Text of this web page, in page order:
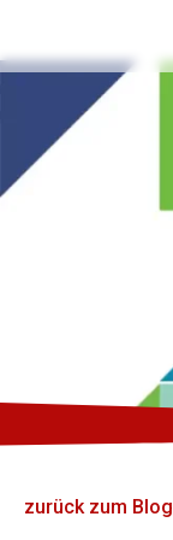
zurück zum Blog